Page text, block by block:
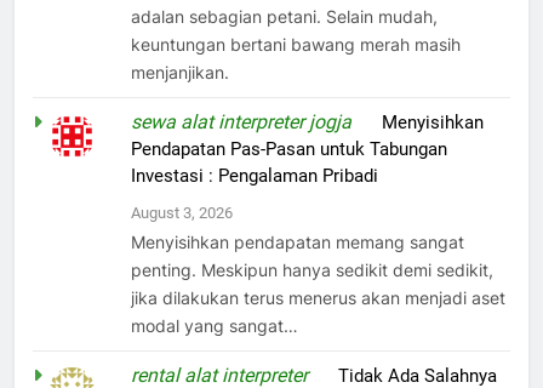
adalan sebagian petani. Selain mudah,
keuntungan bertani bawang merah masih
menjanjikan.
sewa alat interpreter jogja
Menyisihkan
Pendapatan Pas-Pasan untuk Tabungan
Investasi : Pengalaman Pribadi
August 3, 2026
Menyisihkan pendapatan memang sangat
penting. Meskipun hanya sedikit demi sedikit,
jika dilakukan terus menerus akan menjadi aset
modal yang sangat…
rental alat interpreteronTidak Ada Salahnya